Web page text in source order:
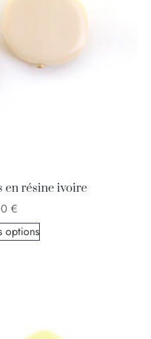
en résine ivoire
€
options